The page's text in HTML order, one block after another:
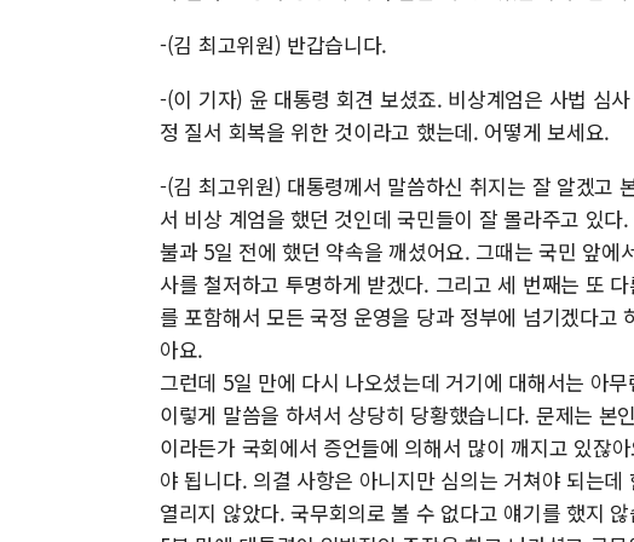
-(김 최고위원) 반갑습니다.
-(이 기자) 윤 대통령 회견 보셨죠. 비상계엄은 사법 심
정 질서 회복을 위한 것이라고 했는데. 어떻게 보세요.
-(김 최고위원) 대통령께서 말씀하신 취지는 잘 알겠고
서 비상 계엄을 했던 것인데 국민들이 잘 몰라주고 있
불과 5일 전에 했던 약속을 깨셨어요. 그때는 국민 앞
사를 철저하고 투명하게 받겠다. 그리고 세 번째는 또
를 포함해서 모든 국정 운영을 당과 정부에 넘기겠다고
아요.
그런데 5일 만에 다시 나오셨는데 거기에 대해서는 아
이렇게 말씀을 하셔서 상당히 당황했습니다. 문제는 본
이라든가 국회에서 증언들에 의해서 많이 깨지고 있잖
야 됩니다. 의결 사항은 아니지만 심의는 거쳐야 되는
열리지 않았다. 국무회의로 볼 수 없다고 얘기를 했지 않